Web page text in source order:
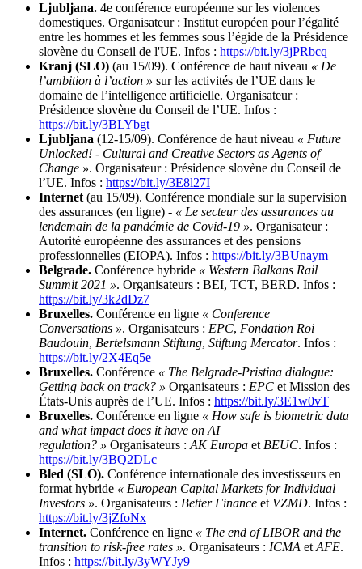
Ljubljana. 4e conférence européenne sur les violences
domestiques. Organisateur : Institut européen pour l’égalité
entre les hommes et les femmes sous l’égide de la Présidence
slovène du Conseil de l'UE. Infos : https://bit.ly/3jPRbcq
Kranj (SLO) (au 15/09). Conférence de haut niveau « De
l’ambition à l’action » sur les activités de l’UE dans le
domaine de l’intelligence artificielle. Organisateur :
Présidence slovène du Conseil de l’UE. Infos :
https://bit.ly/3BLYbgt
Ljubljana (12-15/09). Conférence de haut niveau « Future
Unlocked! - Cultural and Creative Sectors as Agents of
Change ». Organisateur : Présidence slovène du Conseil de
l’UE. Infos : https://bit.ly/3E8l27I
Internet (au 15/09). Conférence mondiale sur la supervision
des assurances (en ligne) - « Le secteur des assurances au
lendemain de la pandémie de Covid-19 ». Organisateur :
Autorité européenne des assurances et des pensions
professionnelles (EIOPA). Infos : https://bit.ly/3BUnaym
Belgrade. Conférence hybride « Western Balkans Rail
Summit 2021 ». Organisateurs : BEI, TCT, BERD. Infos :
https://bit.ly/3k2dDz7
Bruxelles. Conférence en ligne « Conference
Conversations ». Organisateurs : EPC, Fondation Roi
Baudouin, Bertelsmann Stiftung, Stiftung Mercator. Infos :
https://bit.ly/2X4Eq5e
Bruxelles. Conférence « The Belgrade-Pristina dialogue:
Getting back on track? » Organisateurs : EPC et Mission des
États-Unis auprès de l’UE. Infos : https://bit.ly/3E1w0vT
Bruxelles. Conférence en ligne « How safe is biometric data
and what impact does it have on AI
regulation? » Organisateurs : AK Europa et BEUC. Infos :
https://bit.ly/3BQ2DLc
Bled (SLO). Conférence internationale des investisseurs en
format hybride « European Capital Markets for Individual
Investors ». Organisateurs : Better Finance et VZMD. Infos :
https://bit.ly/3jZfoNx
Internet. Conférence en ligne « The end of LIBOR and the
transition to risk-free rates ». Organisateurs : ICMA et AFE.
Infos : https://bit.ly/3yWYJy9